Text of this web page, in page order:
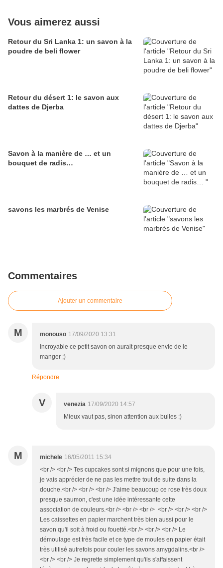
Vous aimerez aussi
Retour du Sri Lanka 1: un savon à la
poudre de beli flower
Retour du désert 1: le savon aux
dattes de Djerba
Savon à la manière de … et un
bouquet de radis…
savons les marbrés de Venise
Commentaires
Ajouter un commentaire
M monouso 17/09/2020 13:31
Incroyable ce petit savon on aurait presque envie de le
manger ;)
Répondre
V venezia 17/09/2020 14:57
Mieux vaut pas, sinon attention aux bulles :)
M michele 16/05/2011 15:34
<br /> <br /> Tes cupcakes sont si mignons que pour une fois,
je vais apprécier de ne pas les mettre tout de suite dans la
douche.<br /> <br /> <br /> J'aime beaucoup ce rose très doux
presque saumon, c'est une idée intéressante cette
association de couleurs.<br /> <br /> <br /> <br /> <br /> <br />
Les caissettes en papier marchent très bien aussi pour le
savon qu'il soit à froid ou fouetté.<br /> <br /> <br /> Le
démoulage est très facile et ce type de moules en papier était
très utilisé autrefois pour couler les savons amygdalins.<br />
<br /> <br /> Je regrette simplement qu'ils s'affaissent